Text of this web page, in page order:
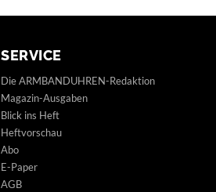
SERVICE
Die ARMBANDUHREN-Redaktion
Magazin-Ausgaben
Blick ins Heft
Heftvorschau
Abo
E-Paper
AGB